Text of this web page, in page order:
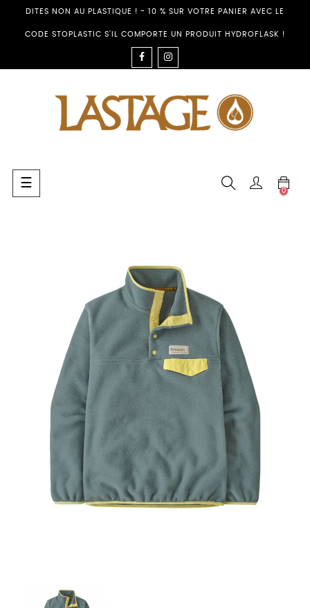
DITES NON AU PLASTIQUE ! - 10 % SUR VOTRE PANIER AVEC LE
CODE STOPLASTIC S'IL COMPORTE UN PRODUIT HYDROFLASK !
FACEBOOK
Umschalten
der
☰
0